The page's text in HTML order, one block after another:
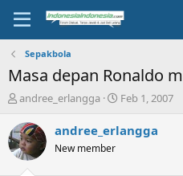
Sepakbola
Masa depan Ronaldo
T
r
e
a
andree_erlangga
S
a
Feb 1, 2007
andree_erlangga
New member